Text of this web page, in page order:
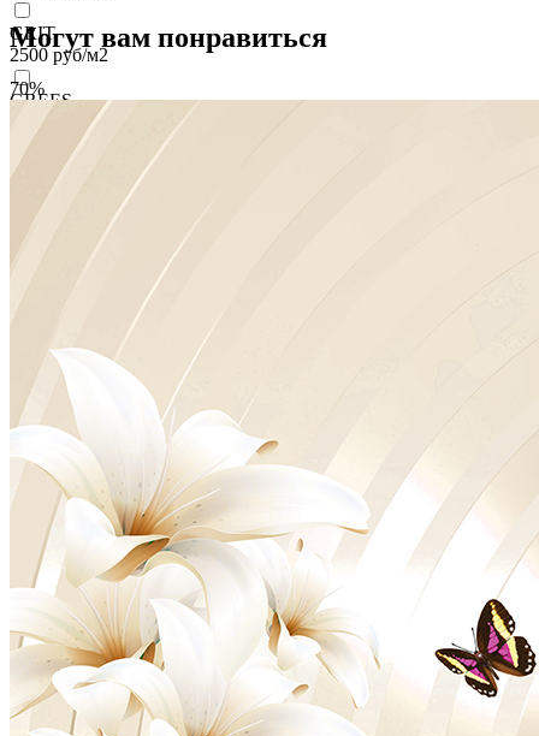
GRIT
2500 руб/м2
GREES
2500 руб/м2
VELOURS
руб/м2
VENTO
3700
руб/м2
4100
CARRETO
4500
руб/м2
KROSTA
4800
руб/м2
STRADO
6500руб/м2
Подробнее о материалах
Могут вам понравиться
70%